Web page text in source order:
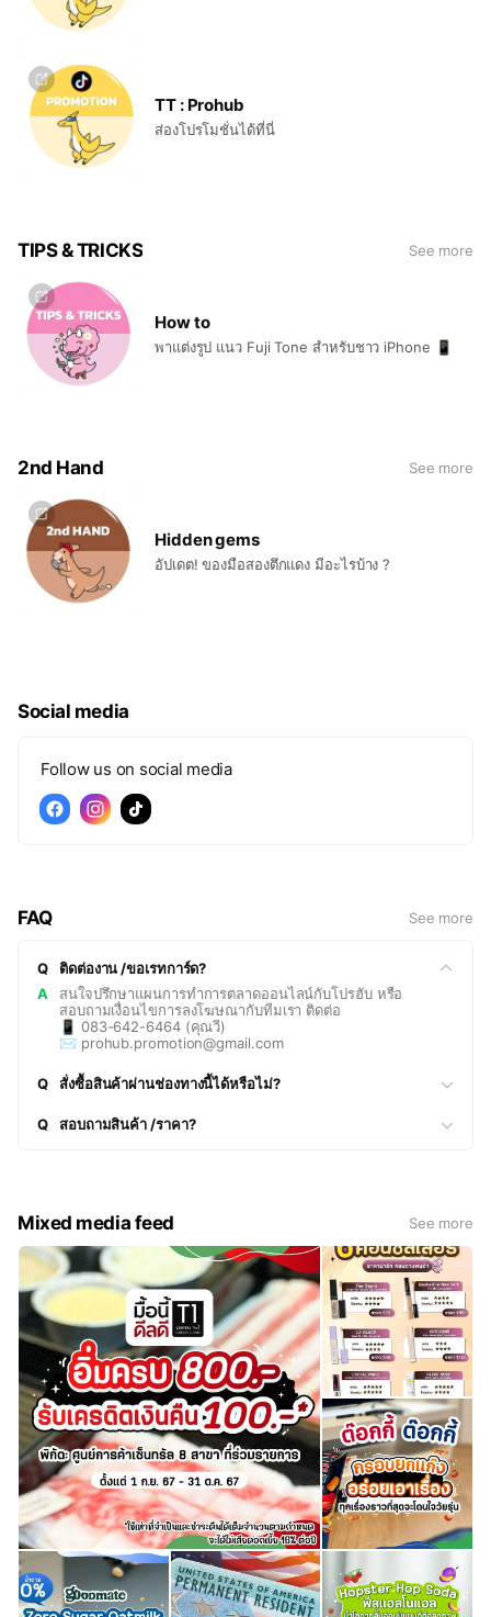
TT : Prohub
ส่องโปรโมชั่นได้ที่นี่
TIPS & TRICKS See more
How to
พาแต่งรูป แนว Fuji Tone สำหรับชาว iPhone 📱
2nd Hand See more
Hidden gems
อัปเดต! ของมือสองตึกแดง มีอะไรบ้าง ?
Social media
Follow us on social media
FAQ See more
Q
ติดต่องาน /ขอเรทการ์ด?
A
สนใจปรึกษาแผนการทำการตลาดออนไลน์กับโปรฮับ หรือ
สอบถามเงื่อนไขการลงโฆษณากับทีมเรา ติดต่อ
📱 083-642-6464 (คุณวี)
✉️ prohub.promotion@gmail.com
Q สั่งซื้อสินค้าผ่านช่องทางนี้ได้หรือไม่?
Q สอบถามสินค้า /ราคา?
Mixed media feed See more